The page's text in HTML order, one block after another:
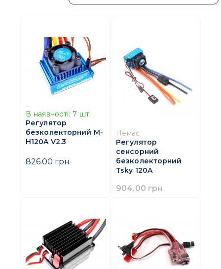
В наявності: 7 шт.
Регулятор
безколекторний M-
H120A V2.3
826.00 грн
Немає
Регулятор
сенсорний
безколекторний
Tsky 120A
904.00 грн